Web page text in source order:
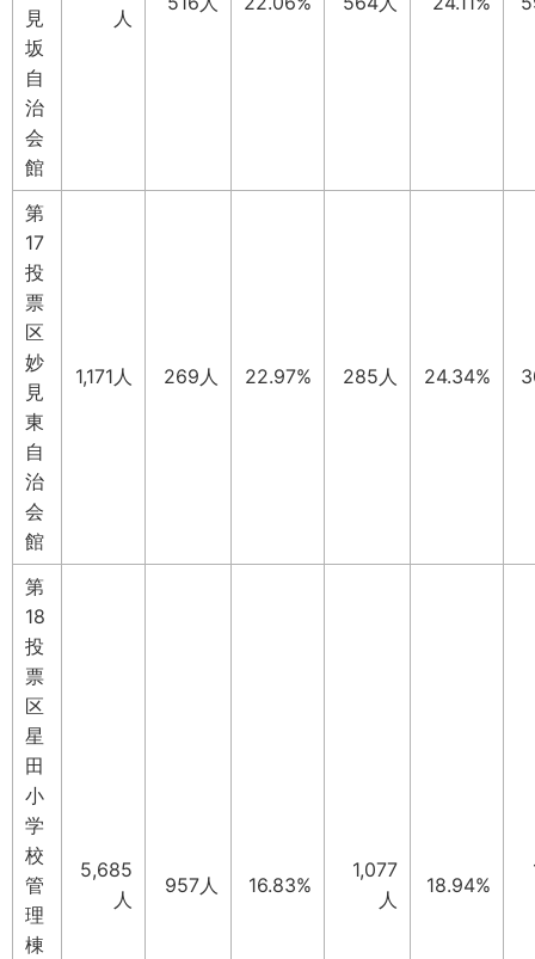
見
坂
自
治
会
館
人
第
17
投
票
区
妙
見
東
自
治
会
館
1,171人 269人 22.97% 285人 24.34%
第
18
投
票
区
星
田
小
学
校
管
理
棟
5,685
人
957人 16.83%
1,077
人
18.94%